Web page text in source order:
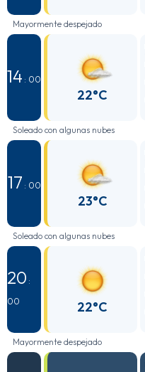
Mayormente despejado
14 : 00
22°C
Soleado con algunas nubes
17 : 00
23°C
Soleado con algunas nubes
20 :
00
22°C
Mayormente despejado